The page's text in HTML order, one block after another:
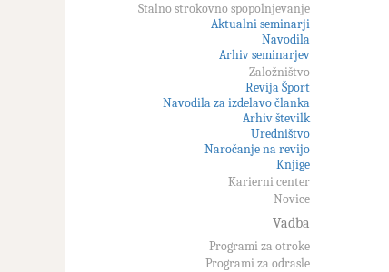
Stalno strokovno spopolnjevanje
Aktualni seminarji
Navodila
Arhiv seminarjev
Založništvo
Revija Šport
Navodila za izdelavo članka
Arhiv številk
Uredništvo
Naročanje na revijo
Knjige
Karierni center
Novice
Vadba
Programi za otroke
Programi za odrasle